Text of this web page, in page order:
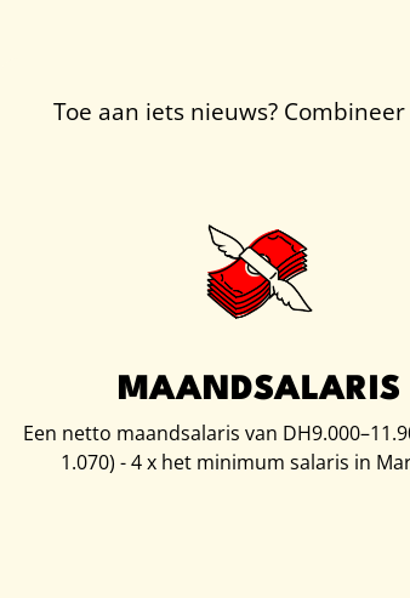
Toe aan iets nieuws?
MAANDSALARIS
Een netto maandsalaris van
1.070) - 4 x het minimum salaris in